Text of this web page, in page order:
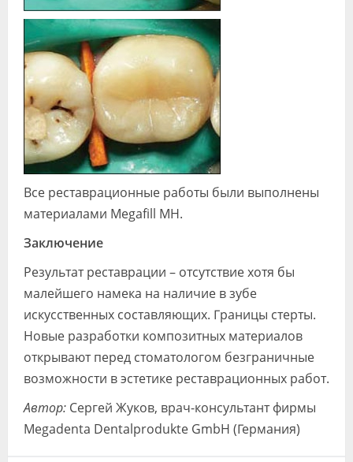
Все реставрационные работы были выполнены
материалами Megafill MH.
Заключение
Результат реставрации – отсутствие хотя бы
малейшего намека на наличие в зубе
искусственных составляющих. Границы стерты.
Новые разработки ком­позитных материалов
открывают перед стоматологом безграничные
возможно­сти в эстетике реставрационных работ.
Автор: Сергей Жуков, врач-консультант фирмы
Megadenta Dentalprodukte GmbH (Германия)